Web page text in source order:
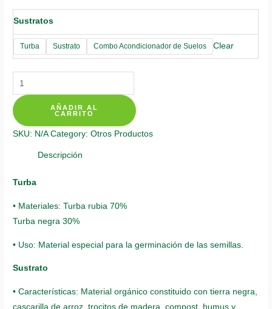
Sustratos
Turba Sustrato Combo Acondicionador de Suelos Clear
Sustratos
Para
Guayacán
Amarillo
quantity
AÑADIR AL
CARRITO
SKU: N/A Category:Otros Productos
Descripción
Turba
• Materiales: Turba rubia 70%
Turba negra 30%
• Uso: Material especial para la germinación de las semillas.
Sustrato
• Características: Material orgánico constituido con tierra negra,
cascarilla de arroz, trocitos de madera, compost, humus y